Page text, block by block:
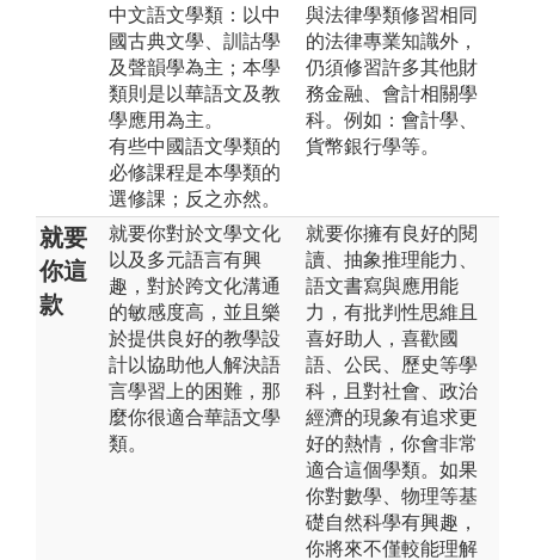
中文語文學類：以中
國古典文學、訓詁學
及聲韻學為主；本學
類則是以華語文及教
學應用為主。
有些中國語文學類的
必修課程是本學類的
選修課；反之亦然。
與法律學類修習相同
的法律專業知識外，
仍須修習許多其他財
務金融、會計相關學
科。例如：會計學、
貨幣銀行學等。
就要
你這
款
就要你對於文學文化
以及多元語言有興
趣，對於跨文化溝通
的敏感度高，並且樂
於提供良好的教學設
計以協助他人解決語
言學習上的困難，那
麼你很適合華語文學
類。
就要你擁有良好的閱
讀、抽象推理能力、
語文書寫與應用能
力，有批判性思維且
喜好助人，喜歡國
語、公民、歷史等學
科，且對社會、政治
經濟的現象有追求更
好的熱情，你會非常
適合這個學類。如果
你對數學、物理等基
礎自然科學有興趣，
你將來不僅較能理解